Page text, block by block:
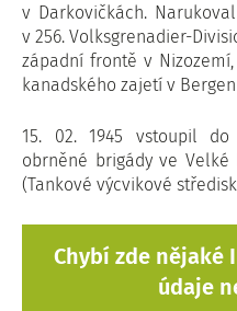
v Darkovičkách.
v 256. Volksgrenadier-
západní frontě v
kanadského zajetí v
15. 02. 1945 vstoupil do
obrněné brigády ve
(Tankové výcvikové
Chybí zde nějaké
údaje